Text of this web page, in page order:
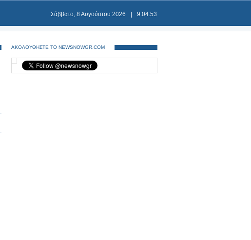
Σάββατο, 8 Αυγούστου 2026 9:04:53
ΑΚΟΛΟΥΘΗΣΤΕ ΤΟ NEWSNOWGR.COM